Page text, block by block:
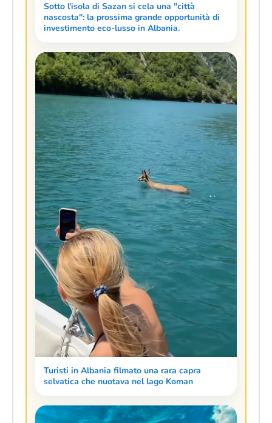
Sotto l'isola di Sazan si cela una "città
nascosta": la prossima grande opportunità di
investimento eco-lusso in Albania.
Turisti in Albania filmato una rara capra
selvatica che nuotava nel lago Koman